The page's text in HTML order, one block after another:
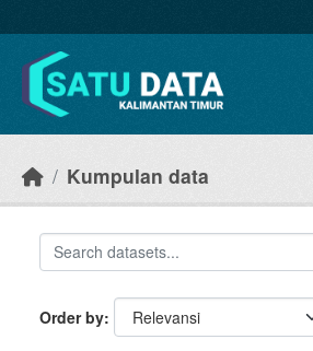
Kumpulan data
Order by